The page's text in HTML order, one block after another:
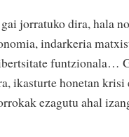
jorratuko dira, hala
indarkeria
funtzionala…
ikasturte honetan
ezagutu ahal